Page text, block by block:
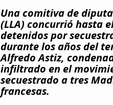
Una comitiva de
(LLA) concurrió hasta
detenidos por
durante los años del
Alfredo Astiz,
infiltrado en el
secuestrado a tres
francesas.